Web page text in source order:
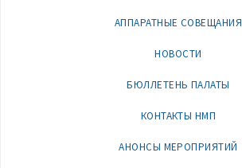
АППАРАТНЫЕ СОВЕЩАНИЯ
НОВОСТИ
БЮЛЛЕТЕНЬ ПАЛАТЫ
КОНТАКТЫ НМП
АНОНСЫ МЕРОПРИЯТИЙ